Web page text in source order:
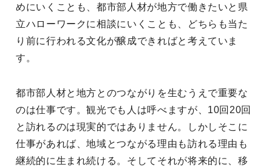
めにいくことも、都市部人材が地方で働きたいと県
立ハローワークに相談にいくことも、どちらも当た
り前に行われる文化が醸成できればと考えていま
す。
都市部人材と地方とのつながりを生むうえで重要な
のは仕事です。観光でも人は呼べますが、10回20回
と訪れるのは現実的ではありません。しかしそこに
仕事があれば、地域とつながる理由も訪れる理由も
継続的に生まれ続ける。そしてそれが将来的に、移